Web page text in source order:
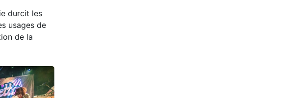
durcit les
usages de
de la